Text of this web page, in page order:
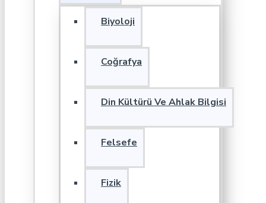
Biyoloji
Coğrafya
Din Kültürü Ve Ahlak Bilgisi
Felsefe
Fizik